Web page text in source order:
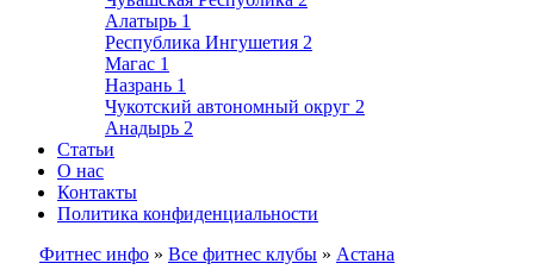
Алатырь 1
Республика Ингушетия 2
Магас 1
Назрань 1
Чукотский автономный округ 2
Анадырь 2
Статьи
О нас
Контакты
Политика конфиденциальности
Фитнес инфо » Все фитнес клубы » Астана